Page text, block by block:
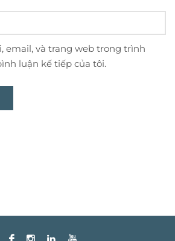
email, và trang web trong trình
luận kế tiếp của tôi.